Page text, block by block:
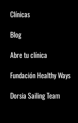
Clínicas
Blog
Abre tu clínica
Fundación Healthy Ways
Dorsia Sailing Team